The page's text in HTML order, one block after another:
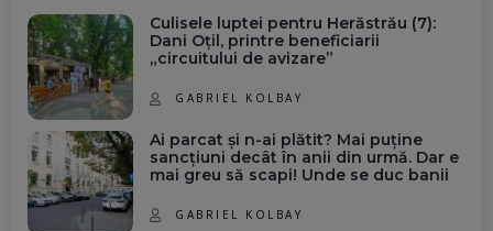
Culisele luptei pentru Herăstrău (7):
Dani Oțil, printre beneficiarii
„circuitului de avizare”
GABRIEL KOLBAY
Ai parcat și n-ai plătit? Mai puține
sancțiuni decât în anii din urmă. Dar e
mai greu să scapi! Unde se duc banii
GABRIEL KOLBAY